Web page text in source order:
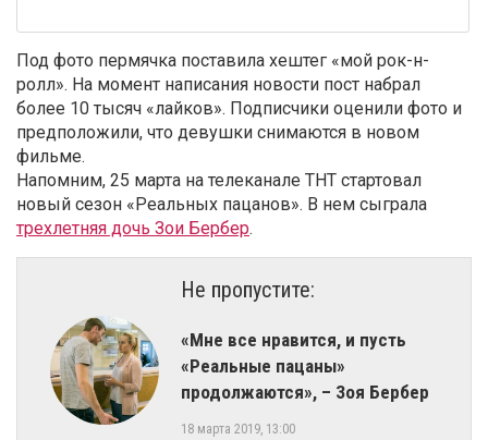
Под фото пермячка поставила хештег «мой рок-н-
ролл». На момент написания новости пост набрал
более 10 тысяч «лайков». Подписчики оценили фото и
предположили, что девушки снимаются в новом
фильме.
Напомним, 25 марта на телеканале ТНТ стартовал
новый сезон «Реальных пацанов». В нем сыграла
трехлетняя дочь Зои Бербер.
Не пропустите:
​«Мне все нравится, и пусть
«Реальные пацаны»
продолжаются», – Зоя Бербер
18 марта 2019, 13:00